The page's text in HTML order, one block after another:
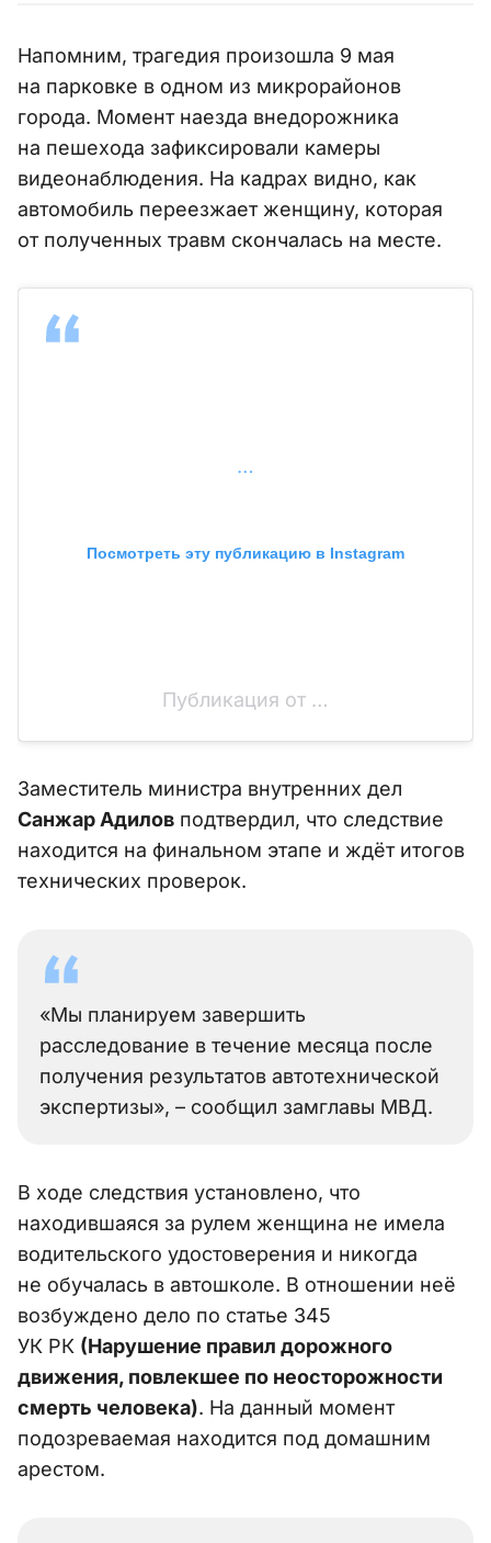
Напомним, трагедия произошла 9 мая
на парковке в одном из микрорайонов
города. Момент наезда внедорожника
на пешехода зафиксировали камеры
видеонаблюдения. На кадрах видно, как
автомобиль переезжает женщину, которая
от полученных травм скончалась на месте.
…
Посмотреть эту публикацию в Instagram
Публикация от …
Заместитель министра внутренних дел
Санжар Адилов подтвердил, что следствие
находится на финальном этапе и ждёт итогов
технических проверок.
«Мы планируем завершить
расследование в течение месяца после
получения результатов автотехнической
экспертизы», – сообщил замглавы МВД.
В ходе следствия установлено, что
находившаяся за рулем женщина не имела
водительского удостоверения и никогда
не обучалась в автошколе. В отношении неё
возбуждено дело по статье 345
УК РК (Нарушение правил дорожного
движения, повлекшее по неосторожности
смерть человека). На данный момент
подозреваемая находится под домашним
арестом.